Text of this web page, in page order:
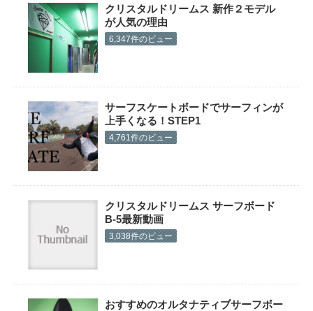
クリスタルドリームス 新作２モデル
が人気の理由
6,347件のビュー
サーフスケートボードでサーフィンが
上手くなる！STEP1
4,761件のビュー
クリスタルドリームス サーフボード
B-5最新動画
3,038件のビュー
おすすめのオルタナティブサーフボー